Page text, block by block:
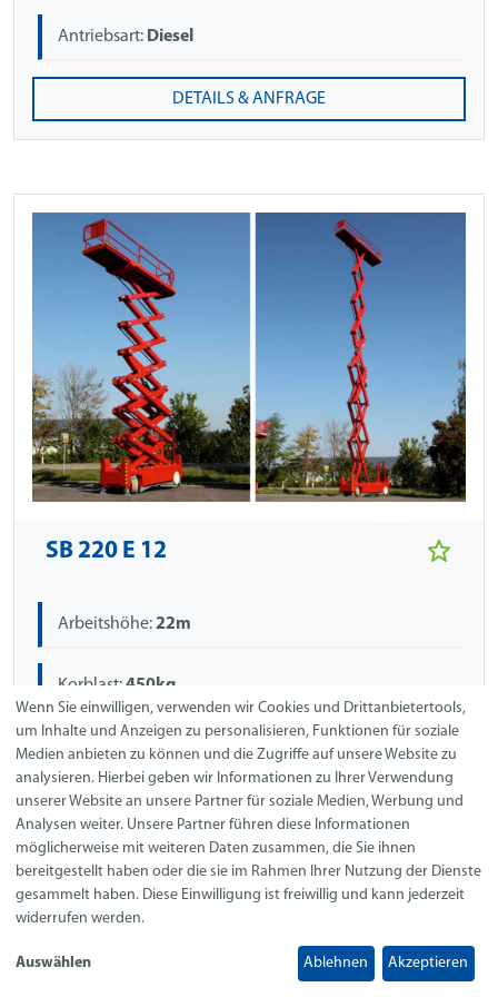
Antriebsart: Diesel
DETAILS & ANFRAGE
SB 220 E 12
Arbeitshöhe:22m
Korblast:450kg
Antriebsart: Elektro
DETAILS & ANFRAGE
MERKLISTE
Wenn Sie einwilligen, verwenden wir Cookies und Drittanbietertools,
um Inhalte und Anzeigen zu personalisieren, Funktionen für soziale
Medien anbieten zu können und die Zugriffe auf unsere Website zu
analysieren. Hierbei geben wir Informationen zu Ihrer Verwendung
unserer Website an unsere Partner für soziale Medien, Werbung und
Analysen weiter. Unsere Partner führen diese Informationen
möglicherweise mit weiteren Daten zusammen, die Sie ihnen
bereitgestellt haben oder die sie im Rahmen Ihrer Nutzung der Dienste
gesammelt haben. Diese Einwilligung ist freiwillig und kann jederzeit
widerrufen werden.
Auswählen Ablehnen Akzeptieren